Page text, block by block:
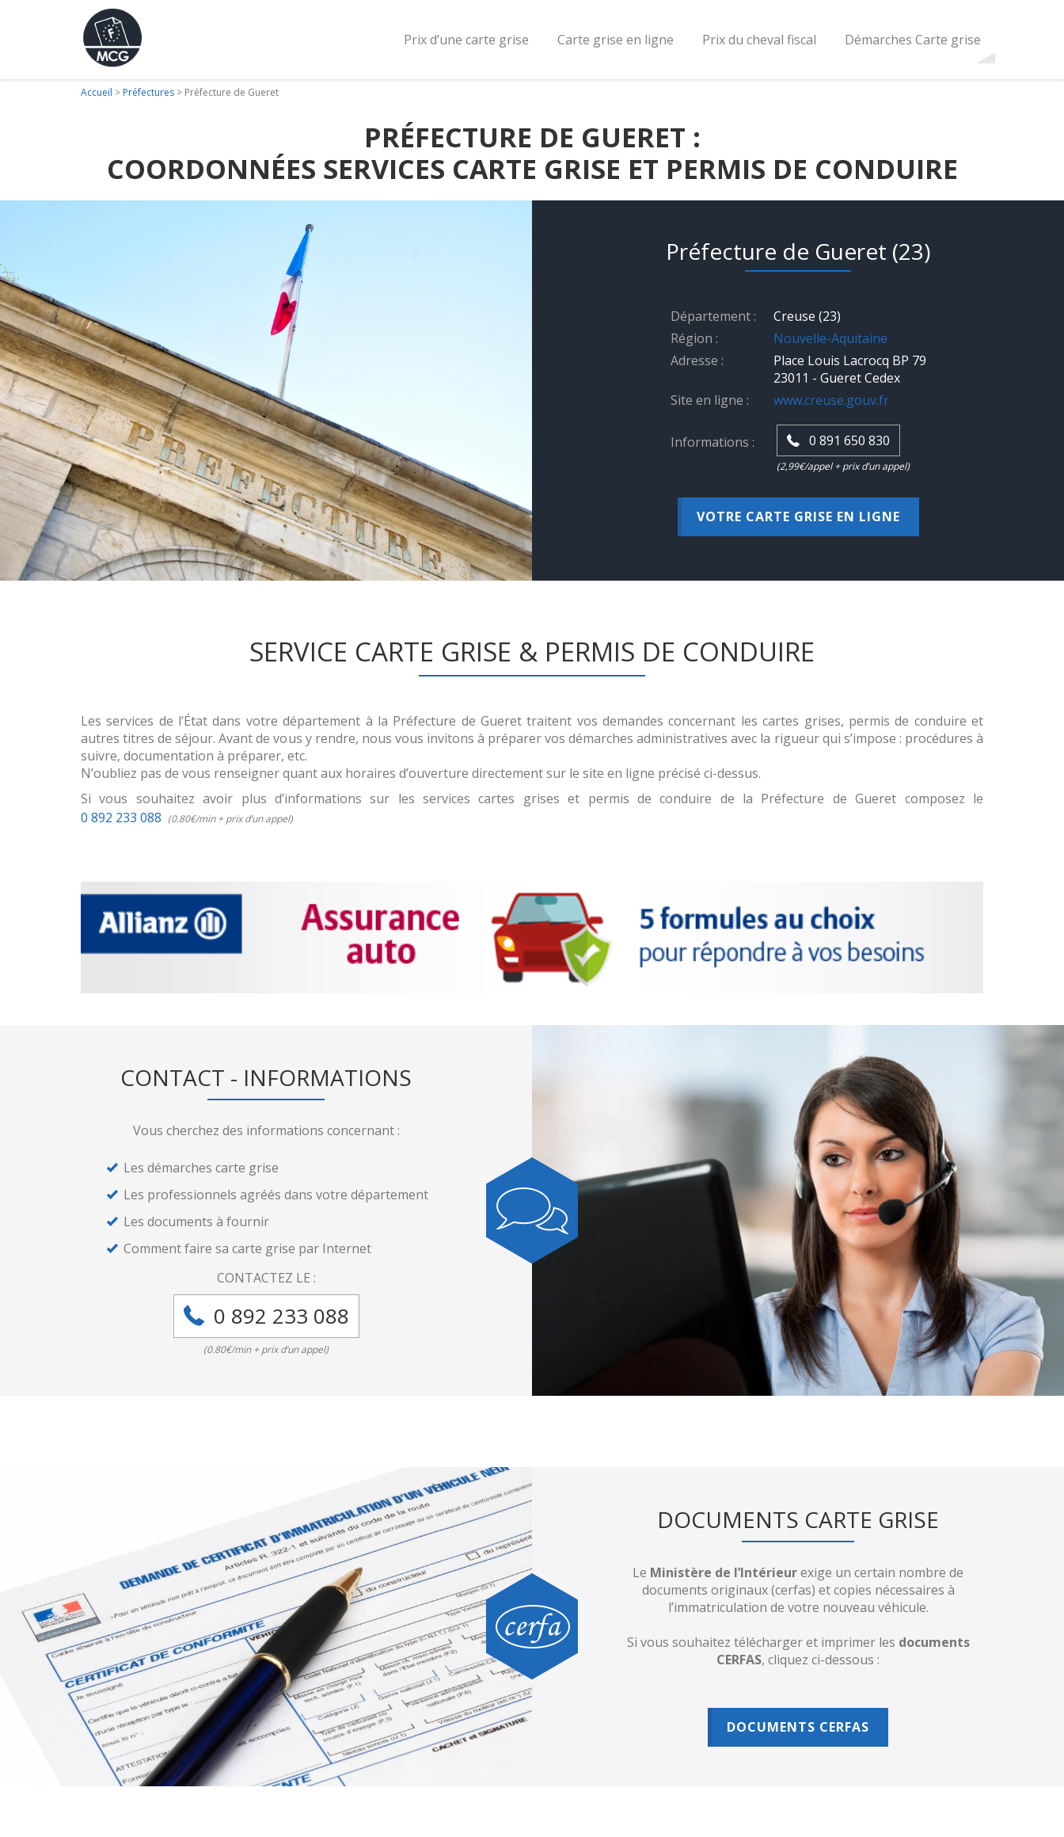
Prix d’une carte grise Carte grise en ligne Prix du cheval fiscal Démarches Carte grise
Accueil > Préfectures > Préfecture de Gueret
PRÉFECTURE DE GUERET :
COORDONNÉES SERVICES CARTE GRISE ET PERMIS DE CONDUIRE
Préfecture de Gueret (23)
Département :
Creuse (23)
Région :
Nouvelle-Aquitaine
Adresse :
Place Louis Lacrocq BP 79
23011 - Gueret Cedex
Site en ligne :
www.creuse.gouv.fr
Informations : 0 891 650 830
(2,99€/appel + prix d’un appel)
VOTRE CARTE GRISE EN LIGNE
SERVICE CARTE GRISE & PERMIS DE CONDUIRE
Les services de l’État dans votre département à la Préfecture de Gueret traitent vos demandes concernant les cartes grises, permis de conduire et
autres titres de séjour. Avant de vous y rendre, nous vous invitons à préparer vos démarches administratives avec la rigueur qui s’impose : procédures à
suivre, documentation à préparer, etc.
N’oubliez pas de vous renseigner quant aux horaires d’ouverture directement sur le site en ligne précisé ci-dessus.
Si vous souhaitez avoir plus d’informations sur les services cartes grises et permis de conduire de la Préfecture de Gueret composez le
0 892 233 088 (0.80€/min + prix d’un appel)
CONTACT - INFORMATIONS
Vous cherchez des informations concernant :
Les démarches carte grise
Les professionnels agréés dans votre département
Les documents à fournir
Comment faire sa carte grise par Internet
CONTACTEZ LE :
0 892 233 088
(0.80€/min + prix d’un appel)
DOCUMENTS CARTE GRISE
Le Ministère de l’Intérieurexige un certain nombre de
documents originaux (cerfas) et copies nécessaires à
l’immatriculation de votre nouveau véhicule.
Si vous souhaitez télécharger et imprimer les documents
CERFAS, cliquez ci-dessous :
DOCUMENTS CERFAS